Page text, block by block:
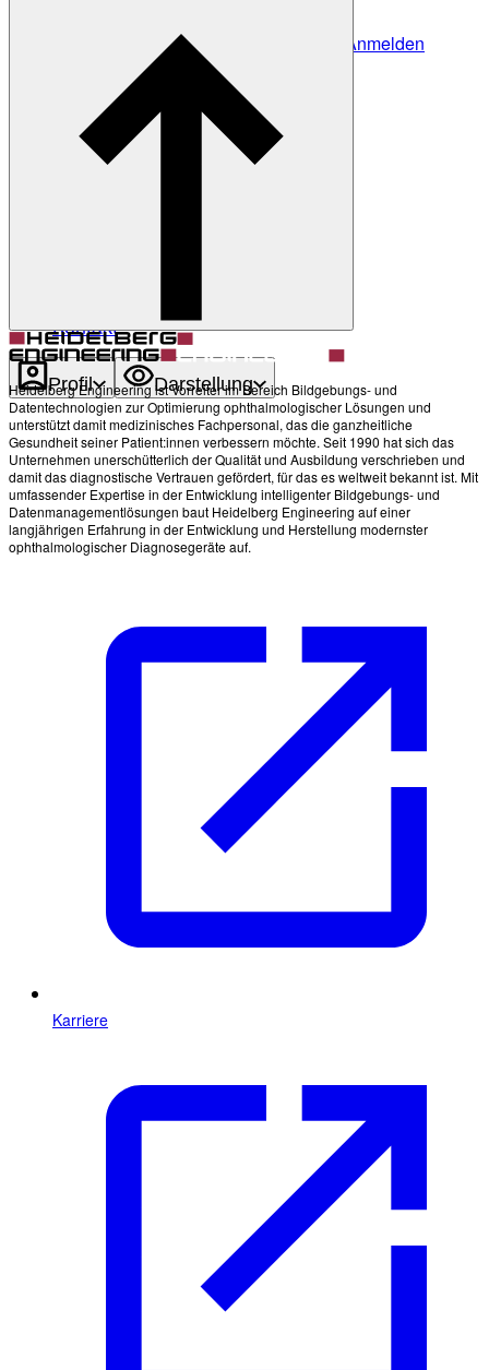
Anmelden
Noch nicht angemeldet?Profil erstellen
Darstellung
Heller Modus
Kontakt
Profil Darstellung
Heidelberg Engineering ist Vorreiter im Bereich Bildgebungs- und
Datentechnologien zur Optimierung ophthalmologischer Lösungen und
unterstützt damit medizinisches Fachpersonal, das die ganzheitliche
Gesundheit seiner Patient:innen verbessern möchte. Seit 1990 hat sich das
Unternehmen unerschütterlich der Qualität und Ausbildung verschrieben und
damit das diagnostische Vertrauen gefördert, für das es weltweit bekannt ist. Mit
umfassender Expertise in der Entwicklung intelligenter Bildgebungs- und
Datenmanagementlösungen baut Heidelberg Engineering auf einer
langjährigen Erfahrung in der Entwicklung und Herstellung modernster
ophthalmologischer Diagnosegeräte auf.
Karriere